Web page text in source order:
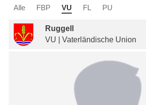
Alle FBP VU FL PU
Ruggell
VU | Vaterländische Union